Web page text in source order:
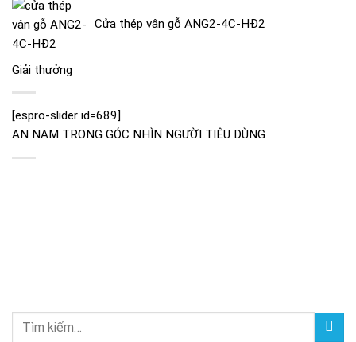
Cửa thép vân gỗ ANG2-4C-HĐ2
Giải thưởng
[espro-slider id=689]
AN NAM TRONG GÓC NHÌN NGƯỜI TIÊU DÙNG